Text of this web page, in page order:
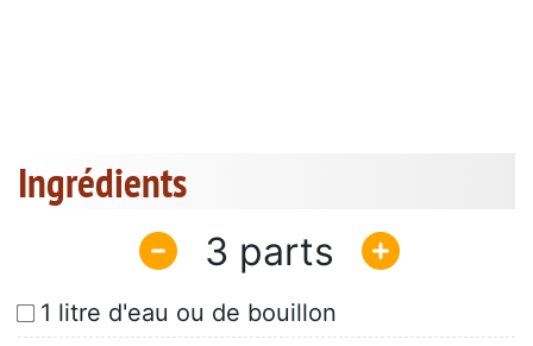
Ingrédients
3
1 litre d'eau ou de bouillon